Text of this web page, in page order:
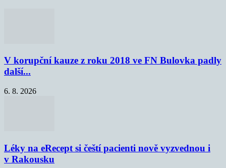
V korupční kauze z roku 2018 ve FN Bulovka padly
další...
6. 8. 2026
Léky na eRecept si čeští pacienti nově vyzvednou i
v Rakousku